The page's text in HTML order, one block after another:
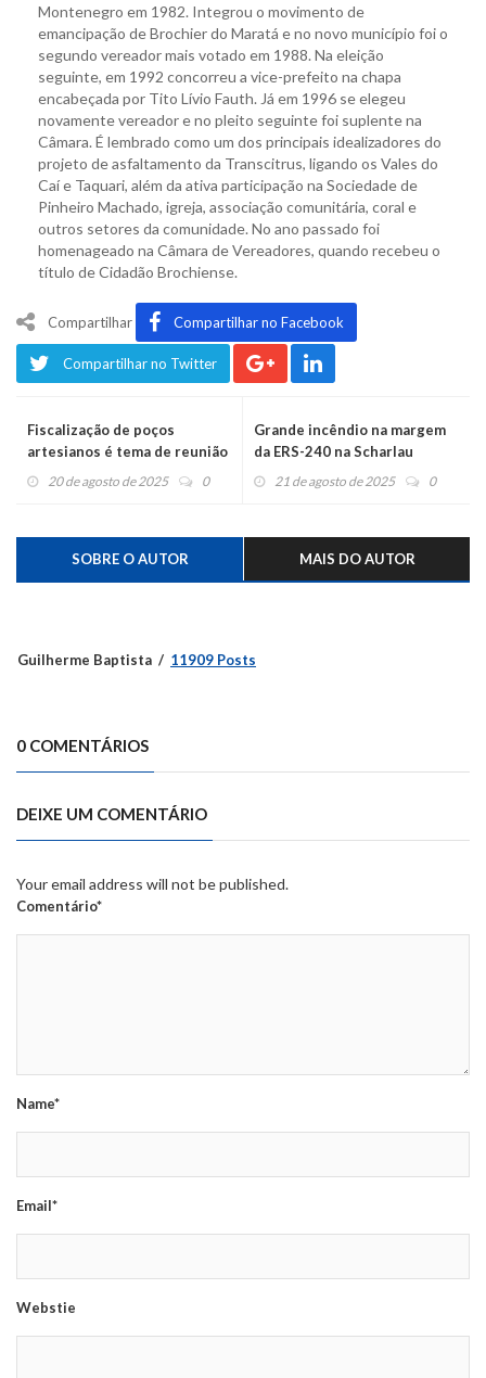
Montenegro em 1982. Integrou o movimento de
emancipação de Brochier do Maratá e no novo município foi o
segundo vereador mais votado em 1988. Na eleição
seguinte, em 1992 concorreu a vice-prefeito na chapa
encabeçada por Tito Lívio Fauth. Já em 1996 se elegeu
novamente vereador e no pleito seguinte foi suplente na
Câmara. É lembrado como um dos principais idealizadores do
projeto de asfaltamento da Transcitrus, ligando os Vales do
Caí e Taquari, além da ativa participação na Sociedade de
Pinheiro Machado, igreja, associação comunitária, coral e
outros setores da comunidade. No ano passado foi
homenageado na Câmara de Vereadores, quando recebeu o
título de Cidadão Brochiense.
Compartilhar Compartilhar no Facebook
Compartilhar no Twitter
Fiscalização de poços
artesianos é tema de reunião
no MP20 de agosto de 2025 0
Grande incêndio na margem
da ERS-240 na Scharlau
21 de agosto de 2025 0
SOBRE O AUTOR MAIS DO AUTOR
Guilherme Baptista 11909 Posts
0 COMENTÁRIOS
DEIXE UM COMENTÁRIO
Your email address will not be published.
Comentário*
Name*
Email*
Webstie